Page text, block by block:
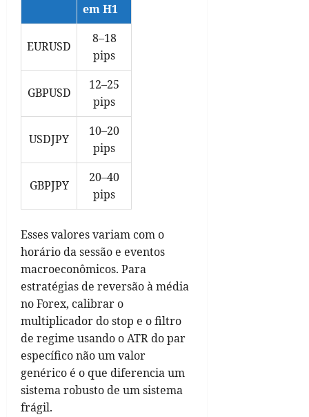
em H1
EURUSD
8–18
pips
GBPUSD
12–25
pips
USDJPY
10–20
pips
GBPJPY
20–40
pips
Esses valores variam com o
horário da sessão e eventos
macroeconômicos. Para
estratégias de reversão à média
no Forex, calibrar o
multiplicador do stop e o filtro
de regime usando o ATR do par
específico não um valor
genérico é o que diferencia um
sistema robusto de um sistema
frágil.